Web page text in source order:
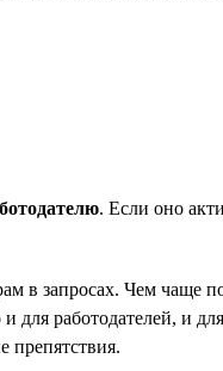
. Если оно
в запросах. Чем чаще
для работодателей, и
препятствия.